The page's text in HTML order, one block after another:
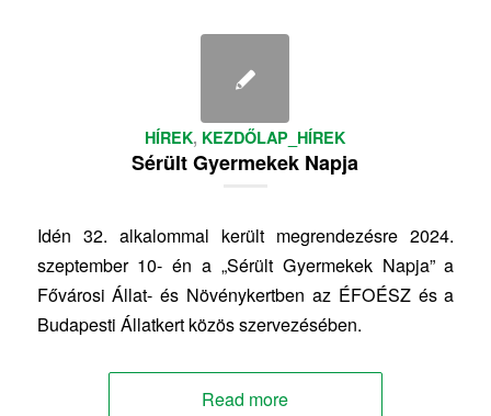
HÍREK, KEZDŐLAP_HÍREK
Sérült Gyermekek Napja
Idén 32. alkalommal került megrendezésre 2024.
szeptember 10- én a „Sérült Gyermekek Napja” a
Fővárosi Állat- és Növénykertben az ÉFOÉSZ és a
Budapesti Állatkert közös szervezésében.
Read more